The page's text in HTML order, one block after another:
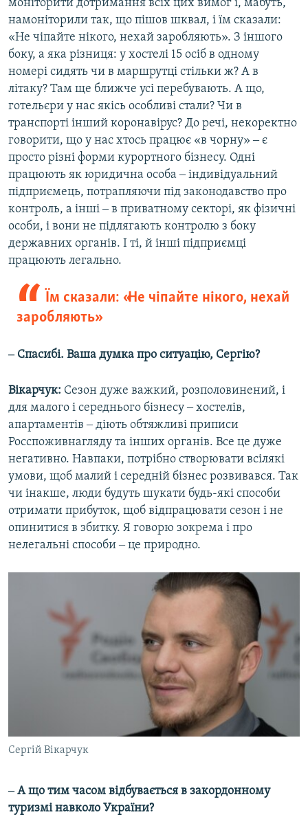
моніторити дотримання всіх цих вимог і, мабуть,
намоніторили так, що пішов шквал, і їм сказали:
«Не чіпайте нікого, нехай заробляють». З іншого
боку, а яка різниця: у хостелі 15 осіб в одному
номері сидять чи в маршрутці стільки ж? А в
літаку? Там ще ближче усі перебувають. А що,
готельєри у нас якісь особливі стали? Чи в
транспорті інший коронавірус? До речі, некоректно
говорити, що у нас хтось працює «в чорну» ‒ є
просто різні форми курортного бізнесу. Одні
працюють як юридична особа ‒ індивідуальний
підприємець, потрапляючи під законодавство про
контроль, а інші ‒ в приватному секторі, як фізичні
особи, і вони не підлягають контролю з боку
державних органів. І ті, й інші підприємці
працюють легально.
Їм сказали: «Не чіпайте нікого, нехай
заробляють»
‒ Спасибі. Ваша думка про ситуацію, Сергію?
Вікарчук: Сезон дуже важкий, розполовинений, і
для малого і середнього бізнесу ‒ хостелів,
апартаментів ‒ діють обтяжливі приписи
Росспоживнагляду та інших органів. Все це дуже
негативно. Навпаки, потрібно створювати всілякі
умови, щоб малий і середній бізнес розвивався. Так
чи інакше, люди будуть шукати будь-які способи
отримати прибуток, щоб відпрацювати сезон і не
опинитися в збитку. Я говорю зокрема і про
нелегальні способи ‒ це природно.
Сергій Вікарчук
‒ А що тим часом відбувається в закордонному
туризмі навколо України?